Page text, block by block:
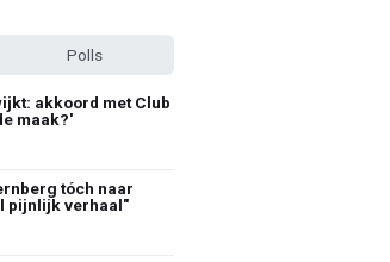
Polls
akkoord met Club
maak?'
tóch naar
pijnlijk verhaal"